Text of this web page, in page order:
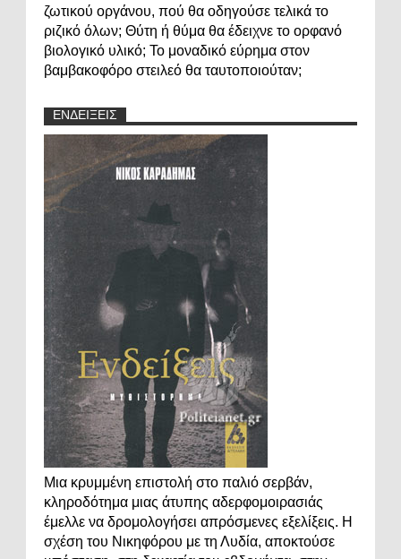
ζωτικού οργάνου, πού θα οδηγούσε τελικά το
ριζικό όλων; Θύτη ή θύμα θα έδειχνε το ορφανό
βιολογικό υλικό; Το μοναδικό εύρημα στον
βαμβακοφόρο στειλεό θα ταυτοποιούταν;
ΕΝΔΕΙΞΕΙΣ
Μια κρυμμένη επιστολή στο παλιό σερβάν,
κληροδότημα μιας άτυπης αδερφομοιρασιάς
έμελλε να δρομολογήσει απρόσμενες εξελίξεις. Η
σχέση του Νικηφόρου με τη Λυδία, αποκτούσε